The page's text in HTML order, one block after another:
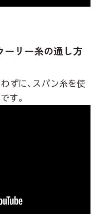
ーリー糸の通し方
わずに、スパン糸を使
す。